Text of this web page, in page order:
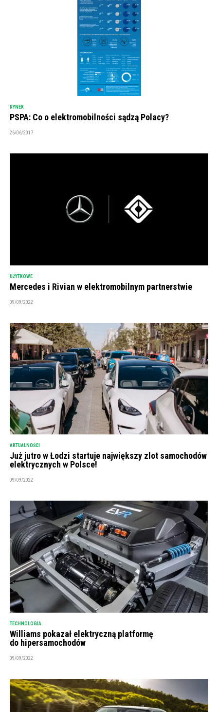
RYNEK
PSPA: Co o elektromobilności sądzą Polacy?
26/06/2017
UŻYTKOWE
Mercedes i Rivian w elektromobilnym partnerstwie
09/09/2022
AKTUALNOŚCI
Już jutro w Łodzi startuje największy zlot samochodów
elektrycznych w Polsce!
09/09/2022
TECHNOLOGIA
Williams pokazał elektryczną platformę
do hipersamochodów
09/09/2022